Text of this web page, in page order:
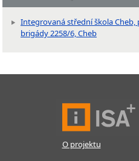
Integrovaná střední škola
brigády 2258/6, Cheb
O projektu